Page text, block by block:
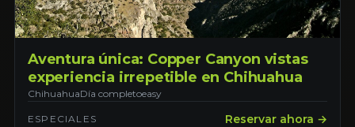
Aventura única: Copper Canyon vistas
experiencia irrepetible en Chihuahua
ChihuahuaDía completoeasy
ESPECIALES Reservar ahora →